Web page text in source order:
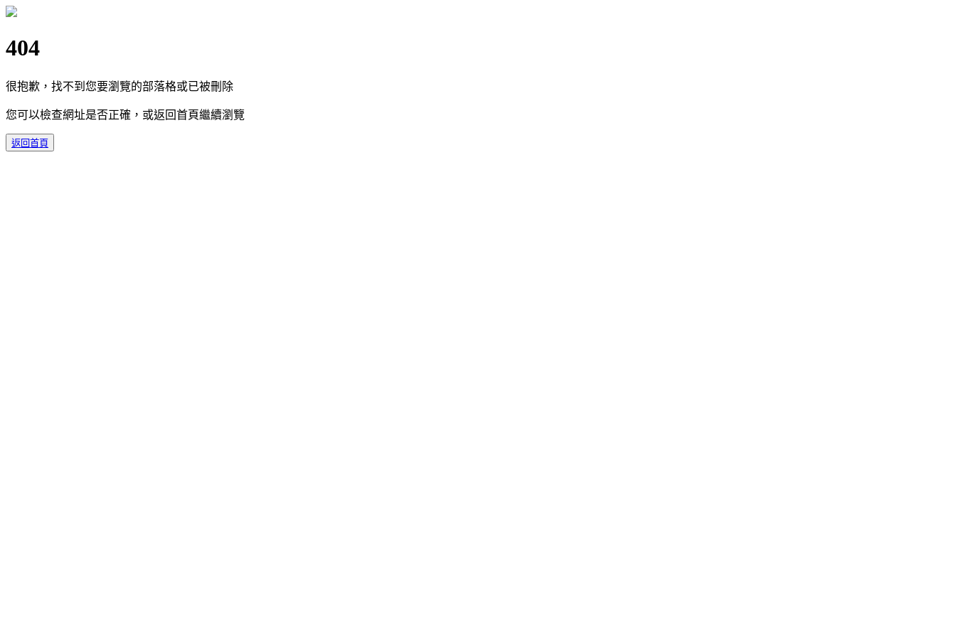
404
很抱歉，找不到您要瀏覽的部落格或已被刪除
您可以檢查網址是否正確，或返回首頁繼續瀏覽
返回首頁